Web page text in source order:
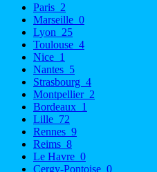
Paris 2
Marseille 0
Lyon 25
Toulouse 4
Nice 1
Nantes 5
Strasbourg 4
Montpellier 2
Bordeaux 1
Lille 72
Rennes 9
Reims 8
Le Havre 0
Cergy-Pontoise 0